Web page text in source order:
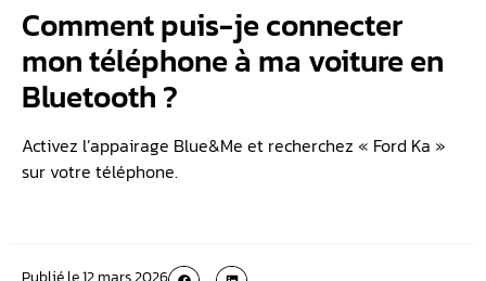
Comment puis-je connecter
mon téléphone à ma voiture en
Bluetooth ?
Activez l’appairage Blue&Me et recherchez « Ford Ka »
sur votre téléphone.